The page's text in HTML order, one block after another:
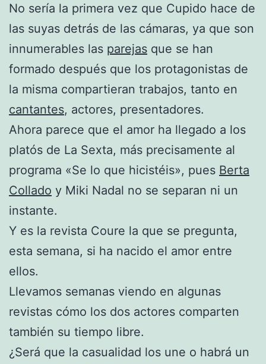
No sería la primera vez que Cupido hace de
las suyas detrás de las cámaras, ya que son
innumerables las parejas que se han
formado después que los protagonistas de
la misma compartieran trabajos, tanto en
cantantes, actores, presentadores.
Ahora parece que el amor ha llegado a los
platós de La Sexta, más precisamente al
programa «Se lo que hicistéis», pues Berta
Collado y Miki Nadal no se separan ni un
instante.
Y es la revista Coure la que se pregunta,
esta semana, si ha nacido el amor entre
ellos.
Llevamos semanas viendo en algunas
revistas cómo los dos actores comparten
también su tiempo libre.
¿Será que la casualidad los une o habrá un